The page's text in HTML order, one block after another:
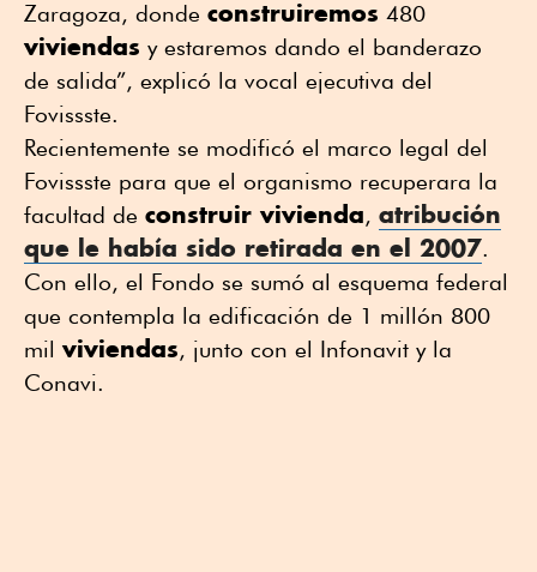
Zaragoza, donde construiremos 480
viviendas y estaremos dando el banderazo
de salida”, explicó la vocal ejecutiva del
Fovissste.
Recientemente se modificó el marco legal del
Fovissste para que el organismo recuperara la
facultad de construir vivienda, atribución
que le había sido retirada en el 2007.
Con ello, el Fondo se sumó al esquema federal
que contempla la edificación de 1 millón 800
mil viviendas, junto con el Infonavit y la
Conavi.